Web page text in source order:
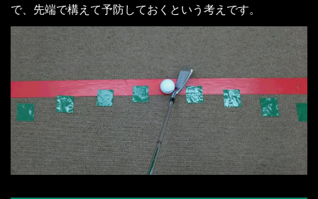
で、先端で構えて予防しておくという考えです。